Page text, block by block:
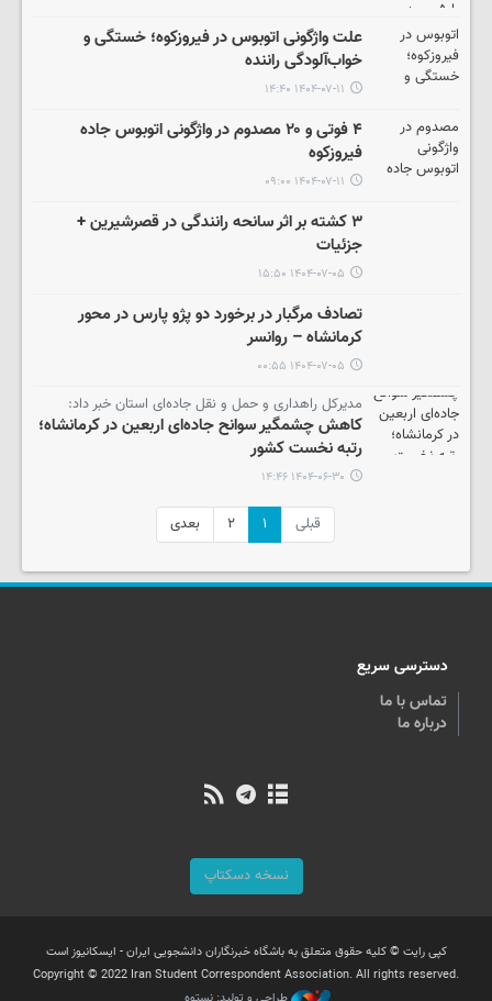
علت واژگونی اتوبوس در فیروزکوه؛ خستگی و
خواب‌آلودگی راننده
۱۴۰۴-۰۷-۱۱ ۱۴:۴۰
۴ فوتی و ۲۰ مصدوم در واژگونی اتوبوس جاده
فیروزکوه
۱۴۰۴-۰۷-۱۱ ۰۹:۰۰
۳ کشته بر اثر سانحه رانندگی در قصرشیرین +
جزئیات
۱۴۰۴-۰۷-۰۵ ۱۵:۵۰
تصادف مرگبار در برخورد دو پژو پارس در محور
کرمانشاه – روانسر
۱۴۰۴-۰۷-۰۵ ۰۰:۵۵
مدیرکل راهداری و حمل و نقل جاده‌ای استان خبر داد:
کاهش چشمگیر سوانح جاده‌ای اربعین در کرمانشاه؛
رتبه نخست کشور
۱۴۰۴-۰۶-۳۰ ۱۴:۴۶
قبلی ۱ ۲ بعدی
دسترسی سریع
تماس با ما
درباره ما
نسخه دسکتاپ
کپی رایت © کلیه حقوق متعلق به باشگاه خبرنگاران دانشجویی ایران - ایسکانیوز است
Copyright © 2022 Iran Student Correspondent Association. All rights reserved.